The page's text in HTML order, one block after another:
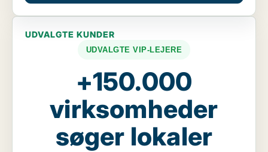
UDVALGTE KUNDER
UDVALGTE VIP-LEJERE
+150.000
virksomheder
søger lokaler